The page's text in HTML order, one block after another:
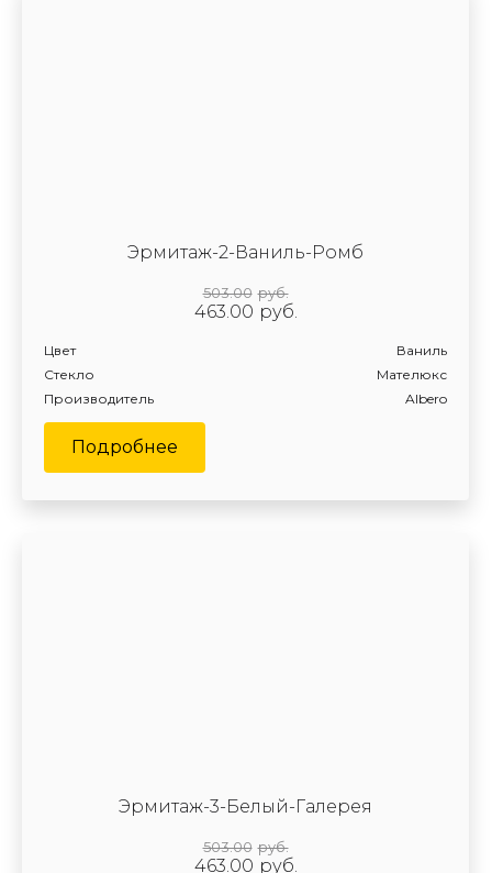
Эрмитаж-2-Ваниль-Ромб
руб.
503.00
руб.
463.00
Цвет Ваниль
Производитель Albero
Стекло Мателюкс
Подробнее
Эрмитаж-3-Белый-Галерея
руб.
503.00
руб.
463.00